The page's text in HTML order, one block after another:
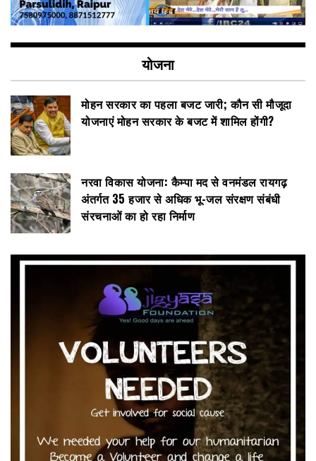
योजना
मोहन सरकार का पहला बजट जारी; कौन सी मौजूदा
योजनाएं मोहन सरकार के बजट में शामिल होंगी?
नरवा विकास योजना: कैम्पा मद से वनमंडल रायगढ़
अंतर्गत 35 हजार से अधिक भू-जल संरक्षण संबंधी
संरचनाओं का हो रहा निर्माण